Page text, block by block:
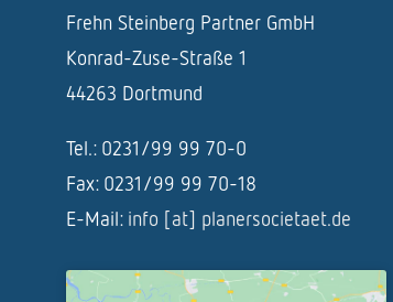
Frehn Steinberg Partner GmbH
Konrad-Zuse-Straße 1
44263 Dortmund
Tel.: 0231/99 99 70-0
Fax: 0231/99 99 70-18
E-Mail: info [at] planersocietaet.de